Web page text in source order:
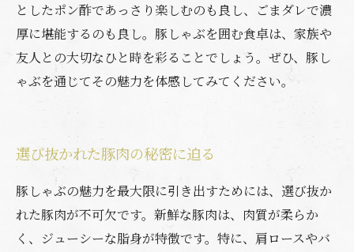
としたポン酢であっさり楽しむのも良し、ごまダレで濃
厚に堪能するのも良し。豚しゃぶを囲む食卓は、家族や
友人との大切なひと時を彩ることでしょう。ぜひ、豚し
ゃぶを通じてその魅力を体感してみてください。
選び抜かれた豚肉の秘密に迫る
豚しゃぶの魅力を最大限に引き出すためには、選び抜か
れた豚肉が不可欠です。新鮮な豚肉は、肉質が柔らか
く、ジューシーな脂身が特徴です。特に、肩ロースやバ